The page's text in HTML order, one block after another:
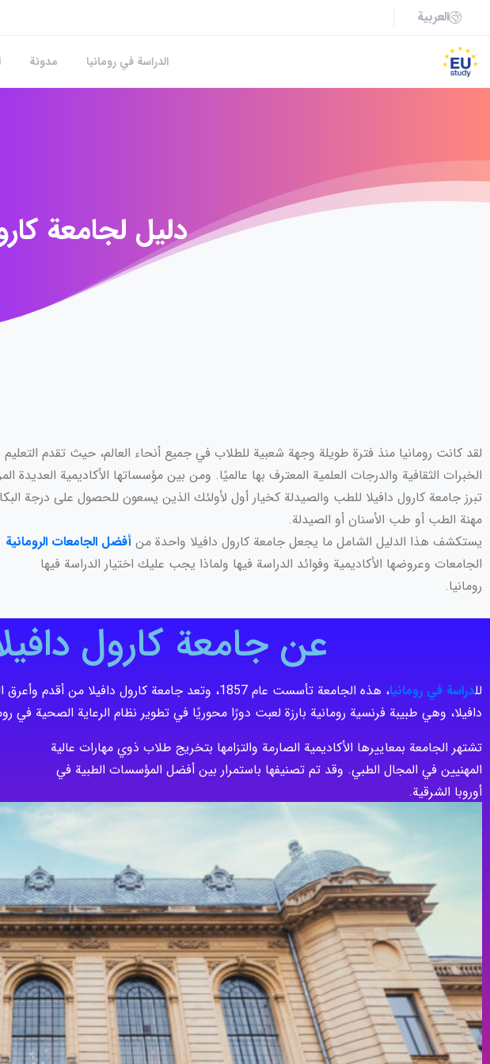
العربية
الدراسة في رومانيا مدونة
دليل لجامعة
لقد كانت رومانيا منذ فترة طويلة وجهة شعبية للطلاب في جميع أنحاء العالم، حيث تقدم التعليم
الخبرات الثقافية والدرجات العلمية المعترف بها عالميًا. ومن بين مؤسساتها الأكاديمية العديدة
تبرز جامعة كارول دافيلا للطب والصيدلة كخيار أول لأولئك الذين يسعون للحصول على درجة
مهنة الطب أو طب الأسنان أو الصيدلة.
يستكشف هذا الدليل الشامل ما يجعل جامعة كارول دافيلا واحدة من أفضل الجامعات الرومانية
الجامعات وعروضها الأكاديمية وفوائد الدراسة فيها ولماذا يجب عليك اختيار الدراسة فيها
رومانيا.
عن جامعة كارول
للدراسة في رومانيا
، هذه الجامعة تأسست عام 1857، وتعد جامعة كارول
دافيلا، وهي طبيبة فرنسية رومانية بارزة لعبت دورًا محوريًا في تطوير نظام الرعاية الصحية في
تشتهر الجامعة بمعاييرها الأكاديمية الصارمة والتزامها بتخريج طلاب ذوي مهارات عالية
المهنيين في المجال الطبي. وقد تم تصنيفها باستمرار بين أفضل المؤسسات الطبية في
أوروبا الشرقية.